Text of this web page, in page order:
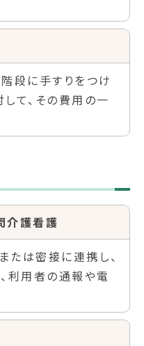
段に手すりをつけ
て、その費用の一
介護看護
は密接に連携し、
利用者の通報や電